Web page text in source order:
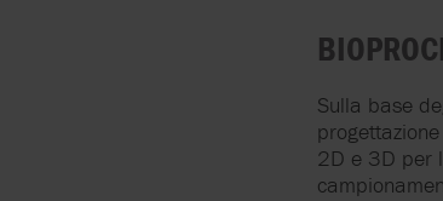
Sulla base
2D e 3D per